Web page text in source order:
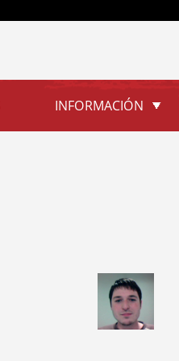
INFORMACIÓN